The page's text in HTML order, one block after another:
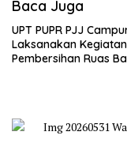
Baca Juga
UPT PUPR PJJ
Laksanakan
Pembersihan Ruas